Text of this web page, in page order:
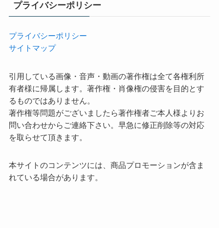
プライバシーポリシー
プライバシーポリシー
サイトマップ
引用している画像・音声・動画の著作権は全て各権利所
有者様に帰属します。著作権・肖像権の侵害を目的とす
るものではありません。
著作権等問題がございましたら著作権者ご本人様よりお
問い合わせからご連絡下さい。早急に修正削除等の対応
を取らせて頂きます。
本サイトのコンテンツには、商品プロモーションが含ま
れている場合があります。